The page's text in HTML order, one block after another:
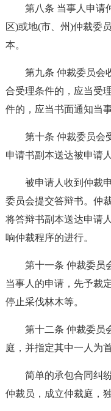
第八条 当事人申请
区)或地(市、州)仲裁委
本。
第九条 仲裁委员会
合受理条件的，应当受
件的，应当书面通知当
第十条 仲裁委员会
申请书副本送达被申请人
被申请人收到仲裁
委员会提交答辩书。仲
将答辩书副本送达申请
响仲裁程序的进行。
第十一条 仲裁委员
当事人的申请，先予裁
停止采伐林木等。
第十二条 仲裁委员
庭，并指定其中一人为
简单的承包合同纠
仲裁员，成立仲裁庭，